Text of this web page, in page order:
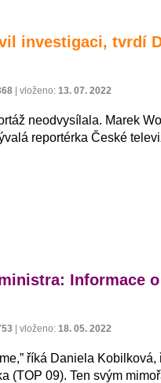
investigaci, tvrdí
| vloženo: 13. 07. 2022
neodvysílala. Marek
reportérka České
Informace
| vloženo: 18. 05. 2022
říká Daniela
(TOP 09). Ten svým